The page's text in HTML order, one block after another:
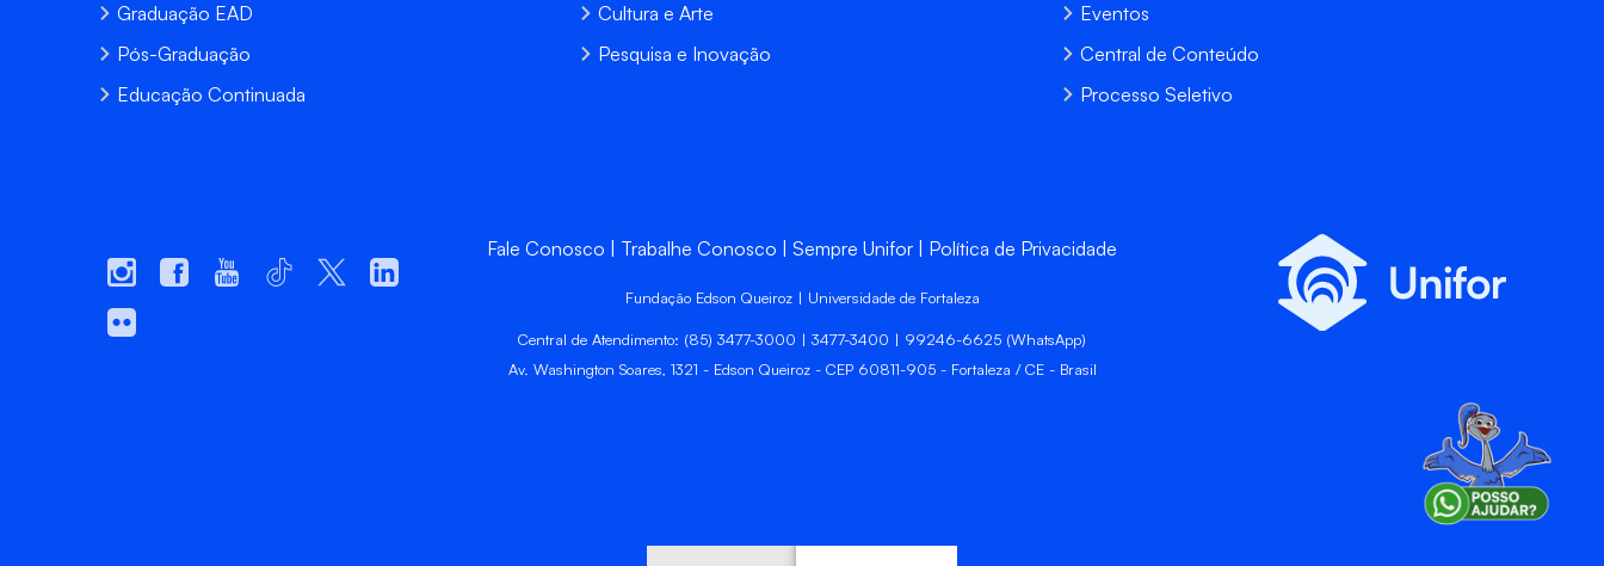
Graduação EAD
Pós-Graduação
Educação Continuada
Cultura e Arte
Pesquisa e Inovação
Eventos
Central de Conteúdo
Processo Seletivo
Fale Conosco Trabalhe Conosco Sempre Unifor Política de Privacidade
Fundação Edson Queiroz | Universidade de Fortaleza
Central de Atendimento: (85) 3477-3000 | 3477-3400 | 99246-6625 (WhatsApp)
Av. Washington Soares, 1321 - Edson Queiroz - CEP 60811-905 - Fortaleza / CE - Brasil